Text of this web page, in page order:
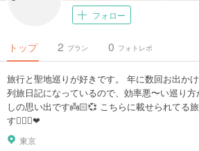
フォロー
トップ プラン
2 フォトレポ
0
旅行と聖地巡りが好きです。 年に数回お出か
列旅日記になっているので、効率悪〜い巡り
しの思い出です👼🏻💞 こちらに載せられてる
す✊🏻🌟❤
東京